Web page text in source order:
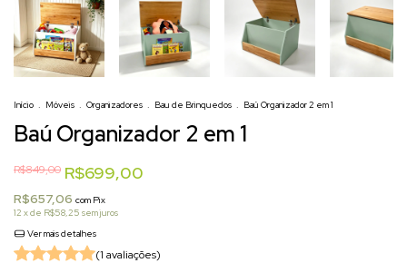
Início . Móveis . Organizadores . Bau de Brinquedos . Baú Organizador 2 em 1
Baú Organizador 2 em 1
R$849,00 R$699,00
R$657,06 com Pix
12 x de R$58,25 sem juros
Ver mais detalhes
(1 avaliações)